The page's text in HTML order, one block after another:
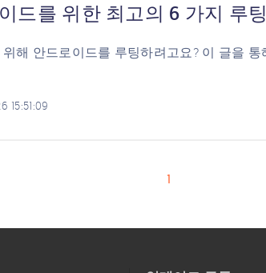
드를 위한 최고의 6 가지 루
해 안드로이드를 루팅하려고요? 이 글을
15:51:09
1